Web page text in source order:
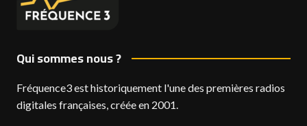
Qui sommes nous ?
Fréquence3 est historiquement l'une des premières radios
digitales françaises, créée en 2001.